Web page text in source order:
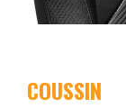
COUSSIN